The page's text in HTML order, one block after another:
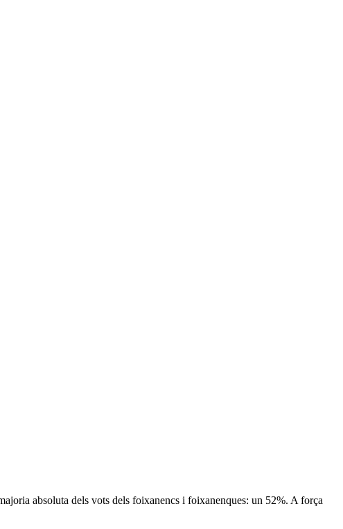
absoluta dels vots dels foixanencs i foixanenques: un 52%. A força